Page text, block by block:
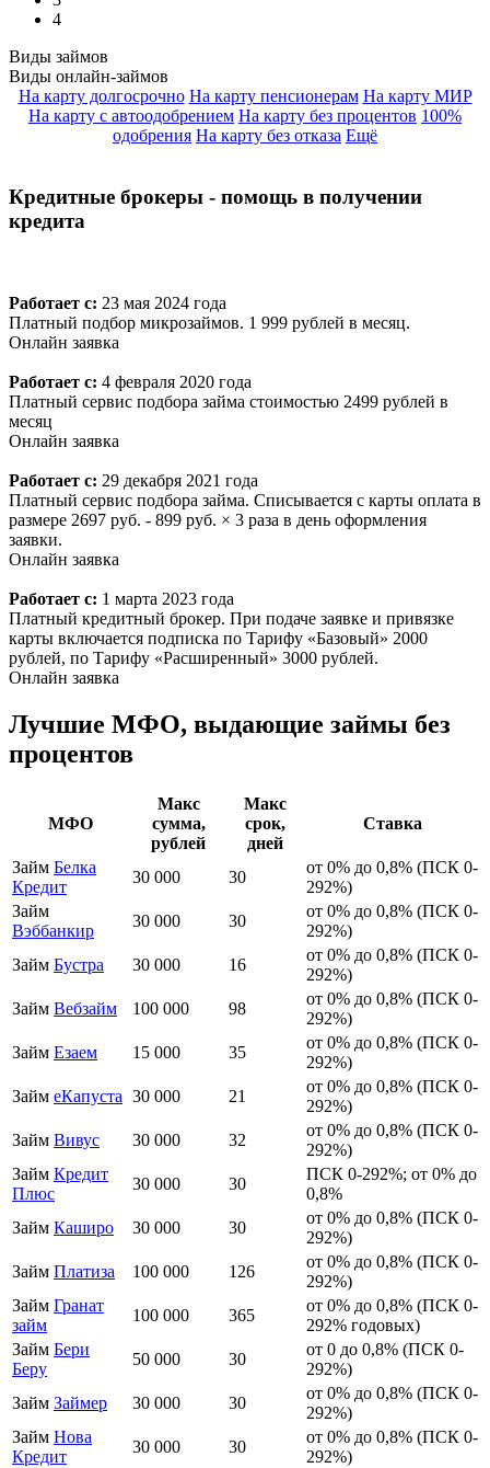
4
Виды займов
Виды онлайн-займов
На карту долгосрочно На карту пенсионерам На карту МИР
На карту с автоодобрением На карту без процентов 100%
одобрения На карту без отказа Ещё
Кредитные брокеры - помощь в получении
кредита
Работает с: 23 мая 2024 года
Платный подбор микрозаймов. 1 999 рублей в месяц.
Онлайн заявка
Работает с: 4 февраля 2020 года
Платный сервис подбора займа стоимостью 2499 рублей в
месяц
Онлайн заявка
Работает с: 29 декабря 2021 года
Платный сервис подбора займа. Списывается с карты оплата в
размере 2697 руб. - 899 руб. × 3 раза в день оформления
заявки.
Онлайн заявка
Работает с: 1 марта 2023 года
Платный кредитный брокер. При подаче заявке и привязке
карты включается подписка по Тарифу «Базовый» 2000
рублей, по Тарифу «Расширенный» 3000 рублей.
Онлайн заявка
Лучшие МФО, выдающие займы без
процентов
МФО
Макс
сумма,
рублей
Макс
срок,
дней
Ставка
Займ Белка
Кредит
30 000 30
от 0% до 0,8% (ПСК 0-
292%)
Займ
Вэббанкир
30 000 30
от 0% до 0,8% (ПСК 0-
292%)
Займ Бустра 30 000 16
от 0% до 0,8% (ПСК 0-
292%)
Займ Вебзайм 100 000 98
от 0% до 0,8% (ПСК 0-
292%)
Займ Езаем 15 000 35
от 0% до 0,8% (ПСК 0-
292%)
Займ еКапуста 30 000 21
от 0% до 0,8% (ПСК 0-
292%)
Займ Вивус 30 000 32
от 0% до 0,8% (ПСК 0-
292%)
Займ Кредит
Плюс
30 000 30
ПСК 0-292%; от 0% до
0,8%
Займ Каширо 30 000 30
от 0% до 0,8% (ПСК 0-
292%)
Займ Платиза 100 000 126
от 0% до 0,8% (ПСК 0-
292%)
Займ Гранат
займ
100 000 365
от 0% до 0,8% (ПСК 0-
292% годовых)
Займ Бери
Беру
50 000 30
от 0 до 0,8% (ПСК 0-
292%)
Займ Займер 30 000 30
от 0% до 0,8% (ПСК 0-
292%)
Займ Нова
Кредит
30 000 30
от 0% до 0,8% (ПСК 0-
292%)